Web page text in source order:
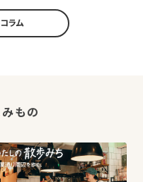
ラム
もの